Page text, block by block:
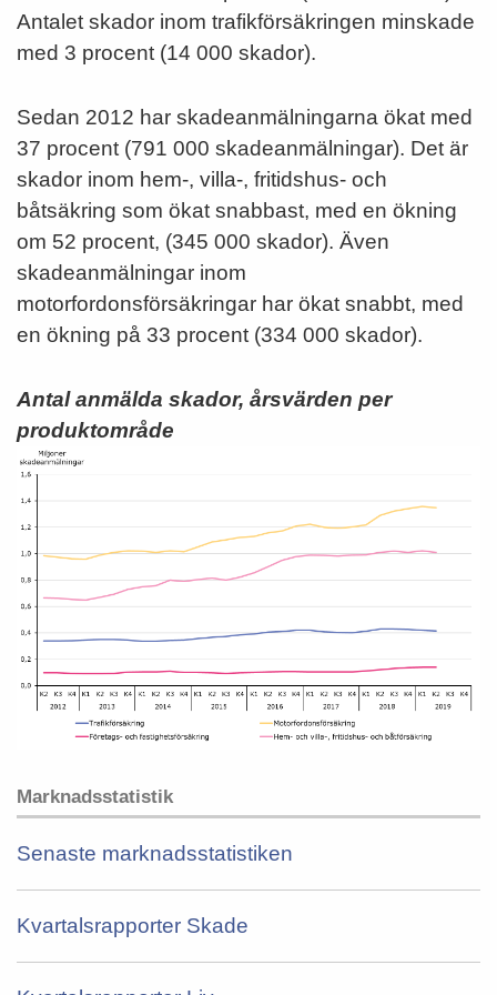
Antalet skador inom trafikförsäkringen minskade
med 3 procent (14 000 skador).
Sedan 2012 har skadeanmälningarna ökat med
37 procent (791 000 skadeanmälningar). Det är
skador inom hem-, villa-, fritidshus- och
båtsäkring som ökat snabbast, med en ökning
om 52 procent, (345 000 skador). Även
skadeanmälningar inom
motorfordonsförsäkringar har ökat snabbt, med
en ökning på 33 procent (334 000 skador).
Antal anmälda skador, årsvärden per
produktområde
Marknadsstatistik
Senaste marknadsstatistiken
Kvartalsrapporter Skade